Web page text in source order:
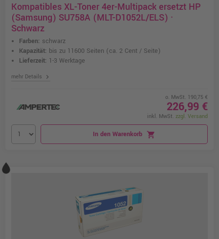
Kompatibles XL-Toner 4er-Multipack ersetzt HP
(Samsung) SU758A (MLT-D1052L/ELS) ·
Schwarz
Farben: schwarz
Kapazität: bis zu 11600 Seiten (ca. 2 Cent / Seite)
Lieferzeit: 1-3 Werktage
mehr Details chevron_right
o. MwSt. 190,75 €
226,99 €
inkl. MwSt. zzgl. Versand
In den Warenkorb shopping_cart